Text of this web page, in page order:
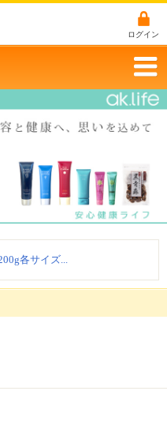
ログイン
各サイズ...